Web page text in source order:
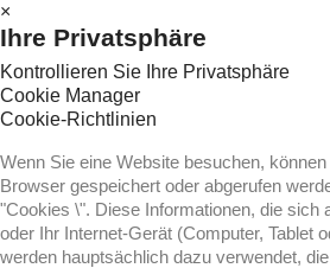
×
Ihre Privatsphäre
Kontrollieren Sie Ihre Privatsphäre
Cookie Manager
Cookie-Richtlinien
Wenn Sie eine Website besuchen,
Browser gespeichert oder abgerufen
"Cookies \". Diese Informationen, die sich
oder Ihr Internet-Gerät (Computer, Tablet
werden hauptsächlich dazu verwendet,